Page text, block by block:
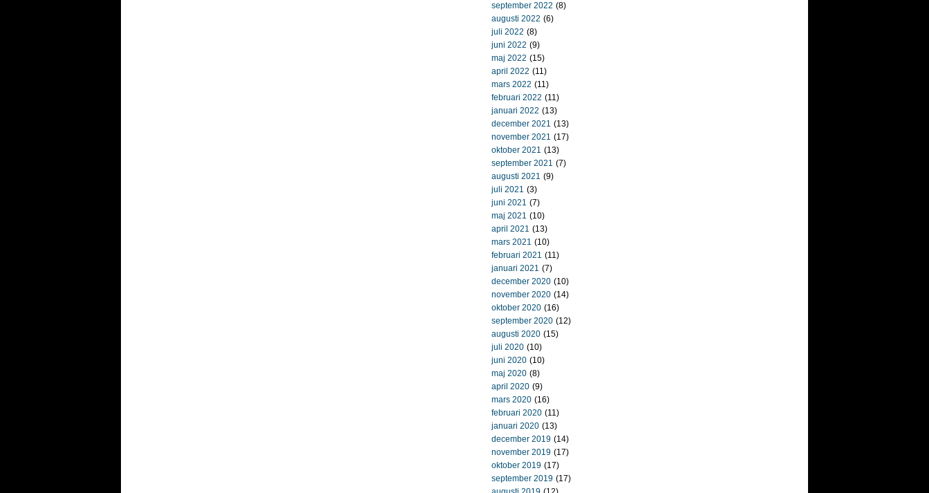
september 2022 (8)
augusti 2022 (6)
juli 2022 (8)
juni 2022 (9)
maj 2022 (15)
april 2022 (11)
mars 2022 (11)
februari 2022 (11)
januari 2022 (13)
december 2021 (13)
november 2021 (17)
oktober 2021 (13)
september 2021 (7)
augusti 2021 (9)
juli 2021 (3)
juni 2021 (7)
maj 2021 (10)
april 2021 (13)
mars 2021 (10)
februari 2021 (11)
januari 2021 (7)
december 2020 (10)
november 2020 (14)
oktober 2020 (16)
september 2020 (12)
augusti 2020 (15)
juli 2020 (10)
juni 2020 (10)
maj 2020 (8)
april 2020 (9)
mars 2020 (16)
februari 2020 (11)
januari 2020 (13)
december 2019 (14)
november 2019 (17)
oktober 2019 (17)
september 2019 (17)